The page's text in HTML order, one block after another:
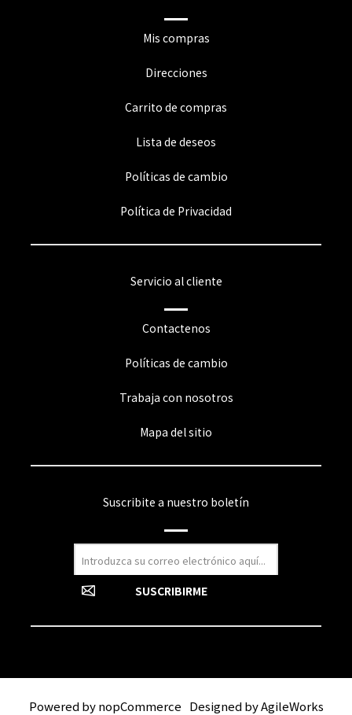
Mis compras
Direcciones
Carrito de compras
Lista de deseos
Políticas de cambio
Política de Privacidad
Servicio al cliente
Contactenos
Políticas de cambio
Trabaja con nosotros
Mapa del sitio
Suscribite a nuestro boletín
Powered bynopCommerce Designed byAgileWorks